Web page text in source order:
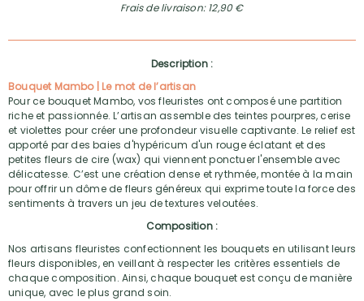
Frais de livraison: 12,90 €
Description :
Bouquet Mambo | Le mot de l’artisan
Pour ce bouquet Mambo, vos fleuristes ont composé une partition
riche et passionnée. L’artisan assemble des teintes pourpres, cerise
et violettes pour créer une profondeur visuelle captivante. Le relief est
apporté par des baies d'hypéricum d'un rouge éclatant et des
petites fleurs de cire (wax) qui viennent ponctuer l'ensemble avec
délicatesse. C’est une création dense et rythmée, montée à la main
pour offrir un dôme de fleurs généreux qui exprime toute la force des
sentiments à travers un jeu de textures veloutées.
Composition :
Nos artisans fleuristes confectionnent les bouquets en utilisant leurs
fleurs disponibles, en veillant à respecter les critères essentiels de
chaque composition. Ainsi, chaque bouquet est conçu de manière
unique, avec le plus grand soin.